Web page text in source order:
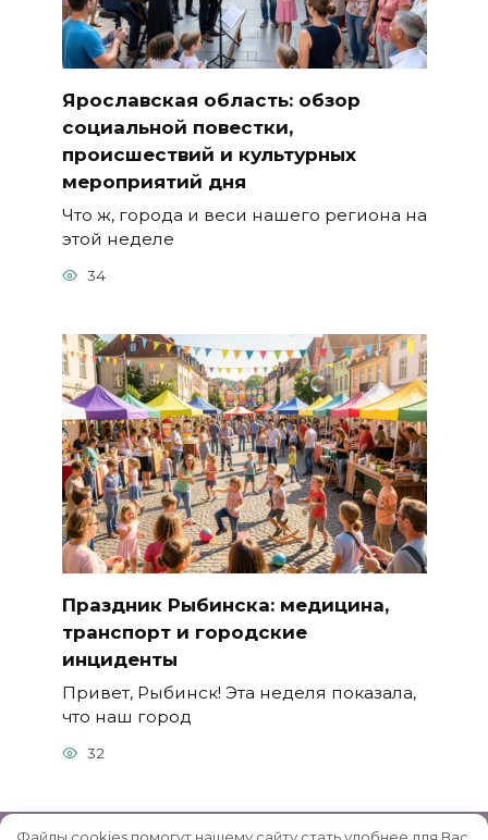
Ярославская область: обзор
социальной повестки,
происшествий и культурных
мероприятий дня
Что ж, города и веси нашего региона на
этой неделе
34
Праздник Рыбинска: медицина,
транспорт и городские
инциденты
Привет, Рыбинск! Эта неделя показала,
что наш город
32